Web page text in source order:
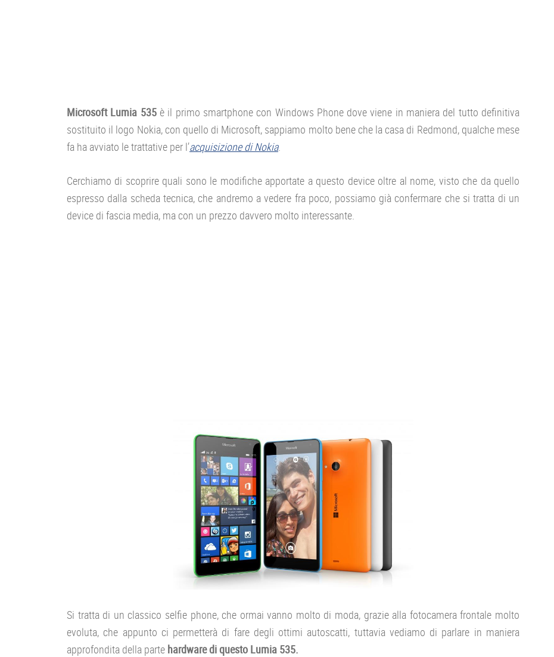
Microsoft Lumia 535è il primo smartphone con Windows Phone dove viene in maniera del tutto definitiva
sostituito il logo Nokia, con quello di Microsoft, sappiamo molto bene che la casa di Redmond, qualche mese
fa ha avviato le trattative per l’acquisizione di Nokia.
Cerchiamo di scoprire quali sono le modifiche apportate a questo device oltre al nome, visto che da quello
espresso dalla scheda tecnica, che andremo a vedere fra poco, possiamo già confermare che si tratta di un
device di fascia media, ma con un prezzo davvero molto interessante.
Si tratta di un classico selfie phone, che ormai vanno molto di moda, grazie alla fotocamera frontale molto
evoluta, che appunto ci permetterà di fare degli ottimi autoscatti, tuttavia vediamo di parlare in maniera
approfondita della parte hardware di questo Lumia 535.